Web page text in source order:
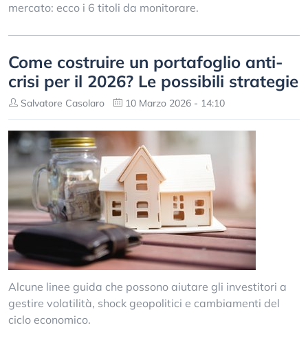
mercato: ecco i 6 titoli da monitorare.
Come costruire un portafoglio anti-
crisi per il 2026? Le possibili strategie
Salvatore Casolaro 10 Marzo 2026 - 14:10
Alcune linee guida che possono aiutare gli investitori a
gestire volatilità, shock geopolitici e cambiamenti del
ciclo economico.